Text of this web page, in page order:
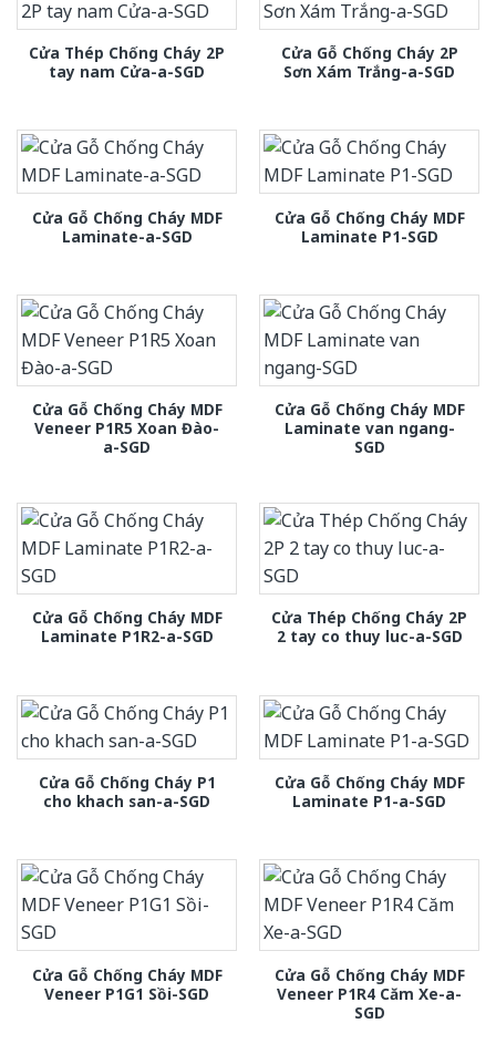
Cửa Thép Chống Cháy 2P
tay nam Cửa-a-SGD
Cửa Gỗ Chống Cháy 2P
Sơn Xám Trắng-a-SGD
Cửa Gỗ Chống Cháy MDF
Laminate-a-SGD
Cửa Gỗ Chống Cháy MDF
Laminate P1-SGD
Cửa Gỗ Chống Cháy MDF
Veneer P1R5 Xoan Đào-
a-SGD
Cửa Gỗ Chống Cháy MDF
Laminate van ngang-
SGD
Cửa Gỗ Chống Cháy MDF
Laminate P1R2-a-SGD
Cửa Thép Chống Cháy 2P
2 tay co thuy luc-a-SGD
Cửa Gỗ Chống Cháy P1
cho khach san-a-SGD
Cửa Gỗ Chống Cháy MDF
Laminate P1-a-SGD
Cửa Gỗ Chống Cháy MDF
Veneer P1G1 Sồi-SGD
Cửa Gỗ Chống Cháy MDF
Veneer P1R4 Căm Xe-a-
SGD